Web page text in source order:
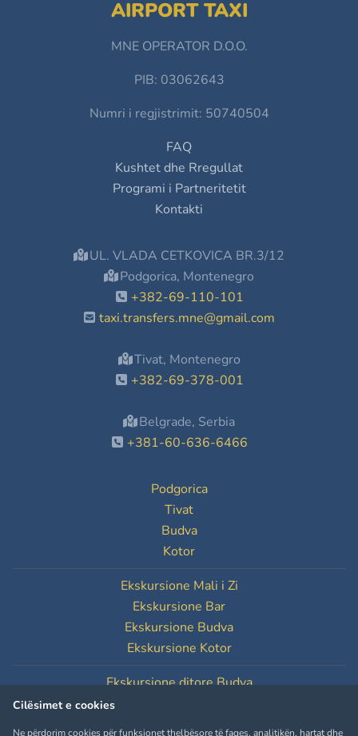
AIRPORT TAXI
MNE OPERATOR D.O.O.
PIB: 03062643
Numri i regjistrimit: 50740504
FAQ
Kushtet dhe Rregullat
Programi i Partneritetit
Kontakti
UL. VLADA CETKOVICA BR.3/12
Podgorica, Montenegro
+382-69-110-101
taxi.transfers.mne@gmail.com
Tivat, Montenegro
+382-69-378-001
Belgrade, Serbia
+381-60-636-6466
Podgorica
Tivat
Budva
Kotor
Ekskursione Mali i Zi
Ekskursione Bar
Ekskursione Budva
Ekskursione Kotor
Ekskursione ditore Budva
Ekskursione ditore Kotor
Cilësimet e cookies
Ne përdorim cookies për funksionet thelbësore të faqes, analitikën, hartat dhe